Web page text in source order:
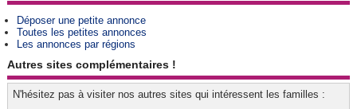
Déposer une petite annonce
Toutes les petites annonces
Les annonces par régions
Autres sites complémentaires !
N'hésitez pas à visiter nos autres sites qui intéressent les familles :